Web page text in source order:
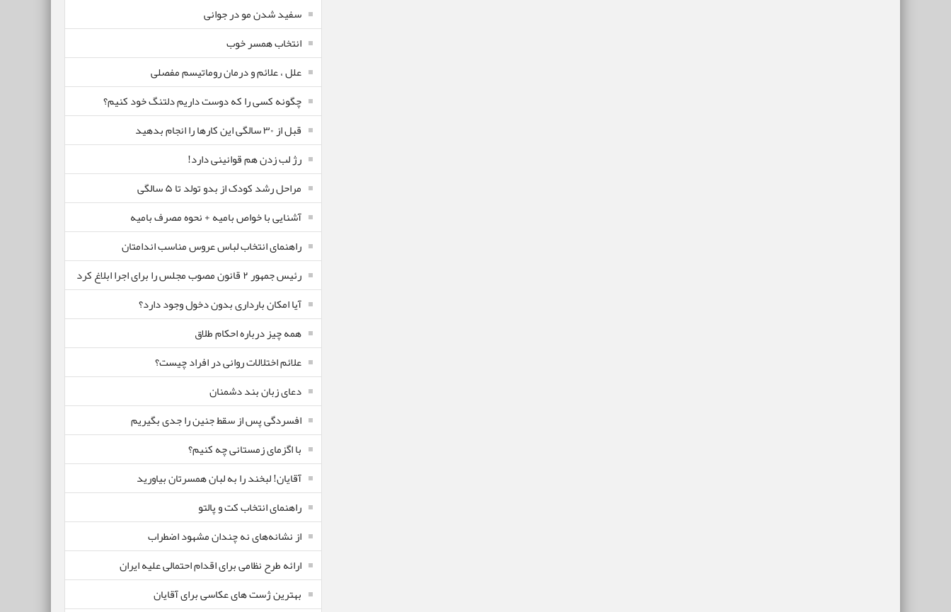
سفید شدن مو در جوانی
انتخاب همسر خوب
علل ، علائم و درمان روماتیسم مفصلی
چگونه کسی را که دوست داریم دلتنگ خود کنیم؟
قبل از ۳۰ سالگی این کارها را انجام بدهید
رژ لب زدن هم قوانینی دارد!
مراحل رشد کودک از بدو تولد تا ۵ سالگی
آشنایی با خواص بامیه + نحوه مصرف بامیه
راهنمای انتخاب لباس عروس مناسب اندامتان
رئیس جمهور ۲ قانون مصوب مجلس را برای اجرا ابلاغ کرد
آیا امکان بارداری بدون دخول وجود دارد؟
همه چیز درباره احکام طلاق
علائم اختلالات روانی در افراد چیست؟
دعای زبان بند دشمنان
افسردگی پس از سقط جنین را جدی بگیریم
با اگزمای زمستانی چه کنیم؟
آقایان! لبخند را به لبان همسرتان بیاورید
راهنمای انتخاب کت و پالتو
از نشانه‌های نه چندان مشهود اضطراب
ارائه طرح نظامی برای اقدام احتمالی علیه ایران
بهترین ژست های عکاسی برای آقایان